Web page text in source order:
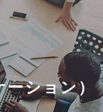
ーション）